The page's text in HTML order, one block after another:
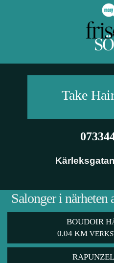
Take
Salonger i närheten
BOUDOIR
0.04 KM